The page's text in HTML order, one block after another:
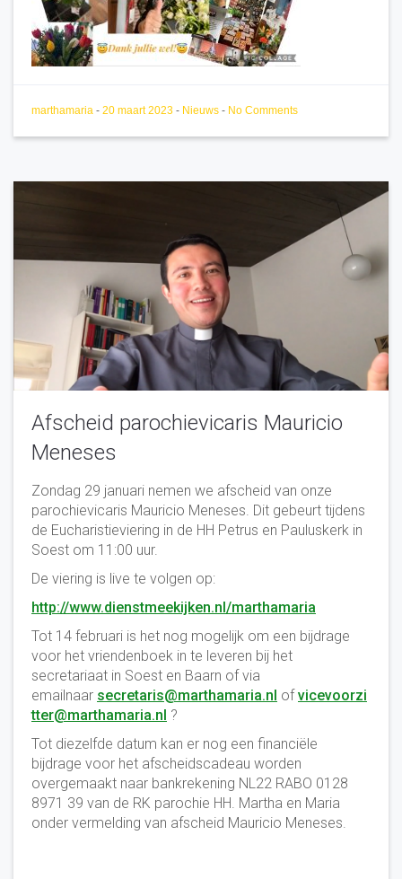
marthamaria - 20 maart 2023 - Nieuws - No Comments
Afscheid parochievicaris Mauricio
Meneses
Zondag 29 januari nemen we afscheid van onze
parochievicaris Mauricio Meneses. Dit gebeurt tijdens
de Eucharistieviering in de HH Petrus en Pauluskerk in
Soest om 11:00 uur.
De viering is live te volgen op:
http://www.dienstmeekijken.nl/marthamaria
Tot 14 februari is het nog mogelijk om een bijdrage
voor het vriendenboek in te leveren bij het
secretariaat in Soest en Baarn of via
emailnaar secretaris@marthamaria.nl of vicevoorzi
tter@marthamaria.nl ?
Tot diezelfde datum kan er nog een financiële
bijdrage voor het afscheidscadeau worden
overgemaakt naar bankrekening NL22 RABO 0128
8971 39 van de RK parochie HH. Martha en Maria
onder vermelding van afscheid Mauricio Meneses.